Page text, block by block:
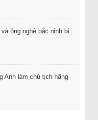
ông nghệ bắc ninh bị
Anh làm chủ tịch hãng